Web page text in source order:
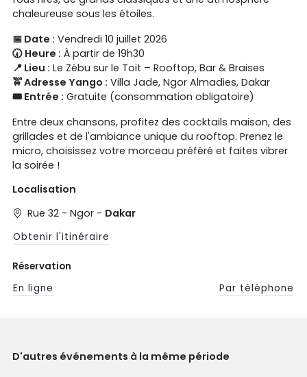
chaleureuse sous les étoiles.
📅 Date : Vendredi 10 juillet 2026
🕢 Heure : À partir de 19h30
📍 Lieu : Le Zébu sur le Toit – Rooftop, Bar & Braises
🚖 Adresse Yango : Villa Jade, Ngor Almadies, Dakar
🎟️ Entrée : Gratuite (consommation obligatoire)
Entre deux chansons, profitez des cocktails maison, des
grillades et de l'ambiance unique du rooftop. Prenez le
micro, choisissez votre morceau préféré et faites vibrer
la soirée !
Localisation
Rue 32 - Ngor - Dakar
Obtenir l'itinéraire
Réservation
En ligne
Par téléphone
D'autres événements à la même période